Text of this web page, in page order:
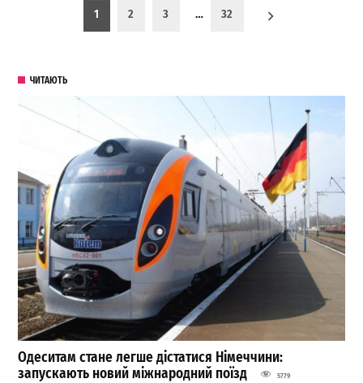
Пагинация записей
1 2 3 … 32
ЧИТАЮТЬ
Одеситам стане легше дістатися Німеччини:
запускають новий міжнародний поїзд
5779